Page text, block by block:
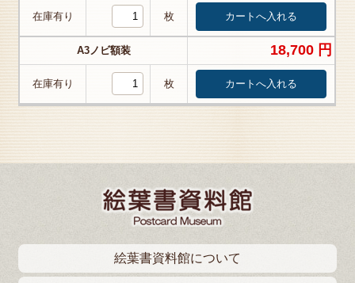
在庫有り 枚
A3ノビ額装 18,700 円
在庫有り 枚
絵葉書資料館について